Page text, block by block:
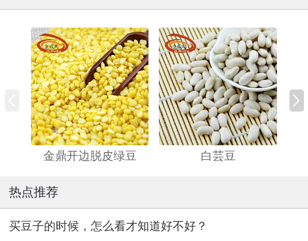
金鼎开边脱皮绿豆 白芸豆
热点推荐
买豆子的时候，怎么看才知道好不好？